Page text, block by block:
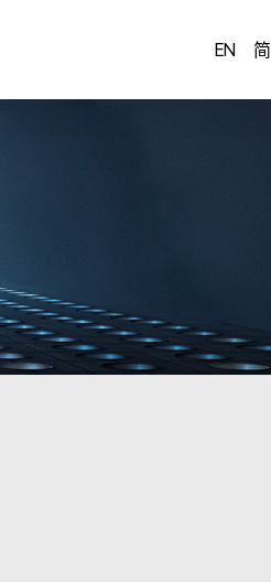
EN 简